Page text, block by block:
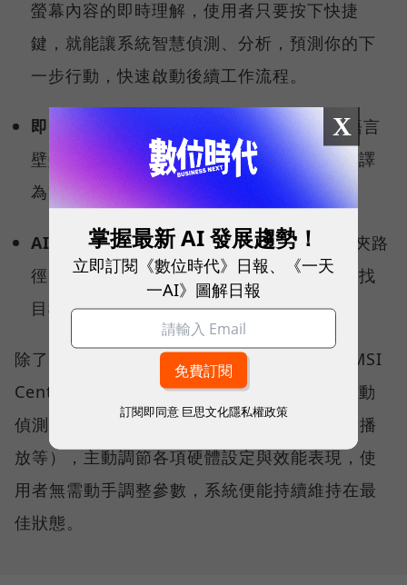
螢幕內容的即時理解，使用者只要按下快捷
鍵，就能讓系統智慧偵測、分析，預測你的下
一步行動，快速啟動後續工作流程。
即時字幕翻譯（Live Captions）：打破語言
壁壘，跨國視訊會議時，即時將多國語言翻譯
為繁體中文。
AI 智慧搜尋：不需要精確記住檔名或資料夾路
徑，用自然語言就能從茫茫資料海中精準查找
目標檔案。
除了微軟的生態系，MSI 更導入獨家研發的 MSI
Center 中控軟體，其中「AI 智慧引擎」能自動
偵測使用情境（如視訊會議、文書處理、影音播
放等），主動調節各項硬體設定與效能表現，使
用者無需動手調整參數，系統便能持續維持在最
佳狀態。
X
掌握最新 AI 發展趨勢！
立即訂閱《數位時代》日報、《一天
一AI》圖解日報
訂閱即同意 巨思文化隱私權政策